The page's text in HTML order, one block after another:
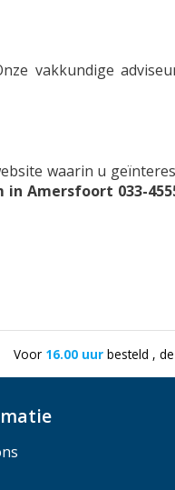
vakkundige
waarin u
in Amersfoort 033-
Voor 16.00 uur besteld ,